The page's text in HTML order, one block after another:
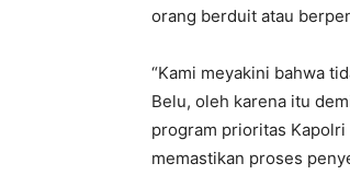
orang berduit atau
“Kami meyakini bahwa
Belu, oleh karena itu
program prioritas
memastikan proses